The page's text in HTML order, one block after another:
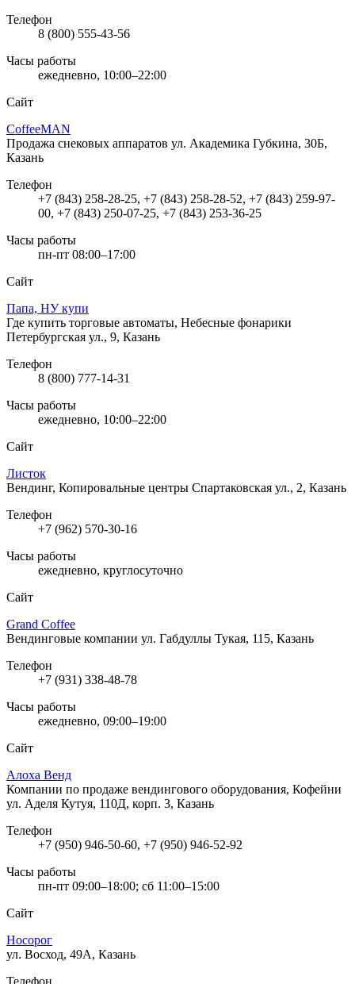
Телефон
8 (800) 555-43-56
Часы работы
ежедневно, 10:00–22:00
Сайт
CoffeeMAN
Продажа снековых аппаратов ул. Академика Губкина, 30Б,
Казань
Телефон
+7 (843) 258-28-25, +7 (843) 258-28-52, +7 (843) 259-97-
00, +7 (843) 250-07-25, +7 (843) 253-36-25
Часы работы
пн-пт 08:00–17:00
Сайт
Папа, НУ купи
Где купить торговые автоматы, Небесные фонарики
Петербургская ул., 9, Казань
Телефон
8 (800) 777-14-31
Часы работы
ежедневно, 10:00–22:00
Сайт
Листок
Вендинг, Копировальные центры Спартаковская ул., 2, Казань
Телефон
+7 (962) 570-30-16
Часы работы
ежедневно, круглосуточно
Сайт
Grand Coffee
Вендинговые компании ул. Габдуллы Тукая, 115, Казань
Телефон
+7 (931) 338-48-78
Часы работы
ежедневно, 09:00–19:00
Сайт
Алоха Венд
Компании по продаже вендингового оборудования, Кофейни
ул. Аделя Кутуя, 110Д, корп. 3, Казань
Телефон
+7 (950) 946-50-60, +7 (950) 946-52-92
Часы работы
пн-пт 09:00–18:00; сб 11:00–15:00
Сайт
Носорог
ул. Восход, 49А, Казань
Телефон